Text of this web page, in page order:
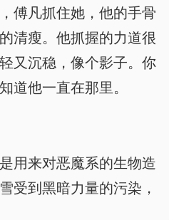
傅凡抓住她，他的手骨
清瘦。他抓握的力道很
又沉稳，像个影子。你
道他一直在那里。
用来对恶魔系的生物造
受到黑暗力量的污染，